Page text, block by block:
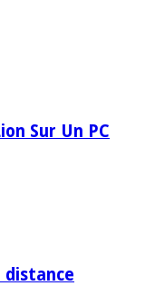
Sur Un PC
distance